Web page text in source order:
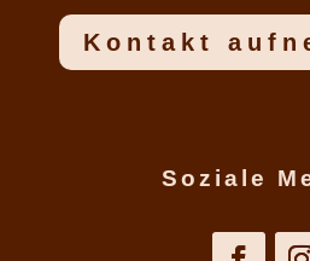
Soziale
Kontakt